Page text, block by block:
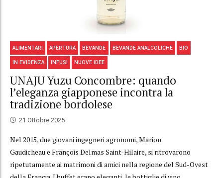
ALIMENTARI APERTURA BEVANDE BEVANDE ANALCOLICHE BIO
IN EVIDENZA INFUSI NUOVE IDEE
UNAJU Yuzu Concombre: quando
l’eleganza giapponese incontra la
tradizione bordolese
21 Ottobre 2025
Nel 2015, due giovani ingegneri agronomi, Marion
Gaudicheau e François Delmas Saint-Hilaire, si ritrovarono
ripetutamente ai matrimoni di amici nella regione del Sud-Ovest